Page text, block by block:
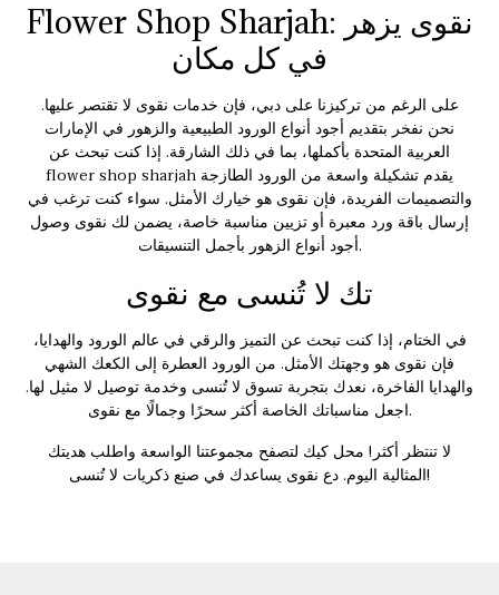
Flower Shop Sharjah: نقوى يزهر
في كل مكان
على الرغم من تركيزنا على دبي، فإن خدمات نقوى لا تقتصر عليها.
نحن نفخر بتقديم أجود أنواع الورود الطبيعية والزهور في الإمارات
العربية المتحدة بأكملها، بما في ذلك الشارقة. إذا كنت تبحث عن
flower shop sharjah
والتصميمات الفريدة، فإن نقوى هو خيارك الأمثل. سواء كنت ترغب في
إرسال باقة ورد معبرة أو تزيين مناسبة خاصة، يضمن لك نقوى وصول
أجود أنواع الزهور بأجمل التنسيقات.
تك لا تُنسى مع نقوى
في الختام، إذا كنت تبحث عن التميز والرقي في عالم الورود والهدايا،
فإن نقوى هو وجهتك الأمثل. من الورود العطرة إلى الكعك الشهي
والهدايا الفاخرة، نعدك بتجربة تسوق لا تُنسى وخدمة توصيل لا مثيل لها.
اجعل مناسباتك الخاصة أكثر سحرًا وجمالًا مع نقوى.
لا تنتظر أكثر! محل كيك لتصفح مجموعتنا الواسعة واطلب هديتك
المثالية اليوم. دع نقوى يساعدك في صنع ذكريات لا تُنسى!